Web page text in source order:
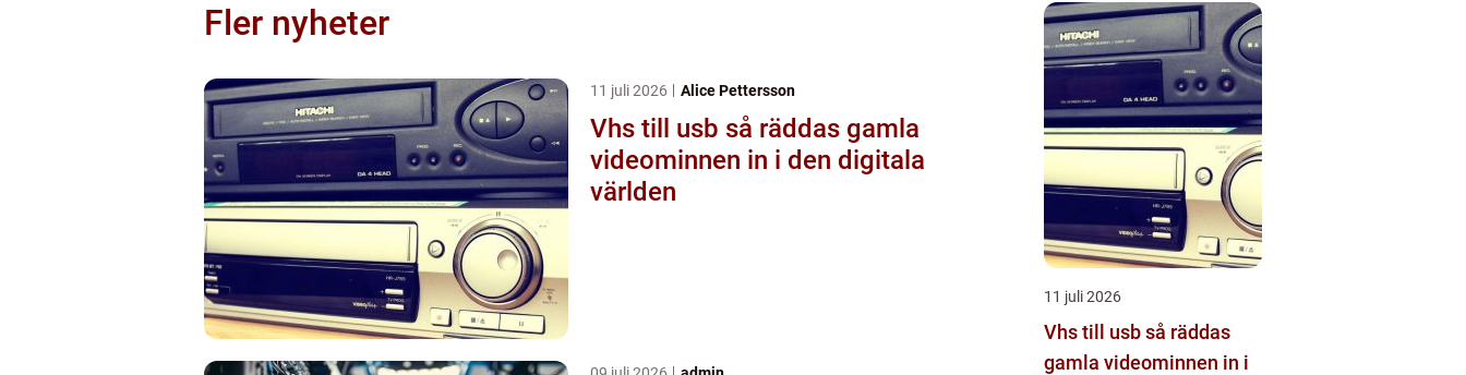
Fler nyheter
11 juli 2026 Alice Pettersson
Vhs till usb så räddas gamla
videominnen in i den digitala
världen
11 juli 2026
Vhs till usb så räddas
gamla videominnen in i